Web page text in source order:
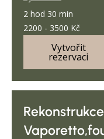
2 hod 30 min
2200
-
3500
2200 - 3500 Kč
Vytvořit
rezervaci